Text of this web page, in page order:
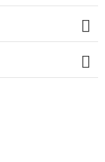

